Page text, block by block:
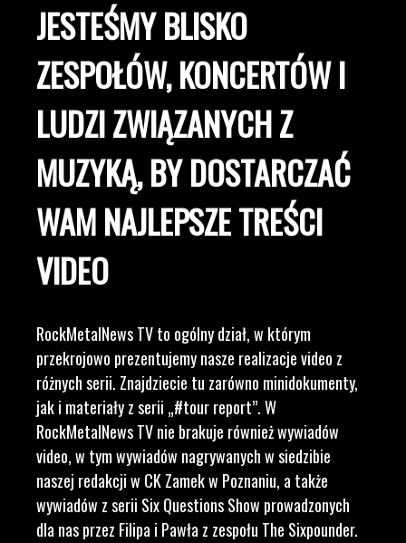
JESTEŚMY BLISKO
ZESPOŁÓW, KONCERTÓW I
LUDZI ZWIĄZANYCH Z
MUZYKĄ, BY DOSTARCZAĆ
WAM NAJLEPSZE TREŚCI
VIDEO
RockMetalNews TV to ogólny dział, w którym
przekrojowo prezentujemy nasze realizacje video z
różnych serii. Znajdziecie tu zarówno minidokumenty,
jak i materiały z serii „#tour report”. W
RockMetalNews TV nie brakuje również wywiadów
video, w tym wywiadów nagrywanych w siedzibie
naszej redakcji w CK Zamek w Poznaniu, a także
wywiadów z serii Six Questions Show prowadzonych
dla nas przez Filipa i Pawła z zespołu The Sixpounder.